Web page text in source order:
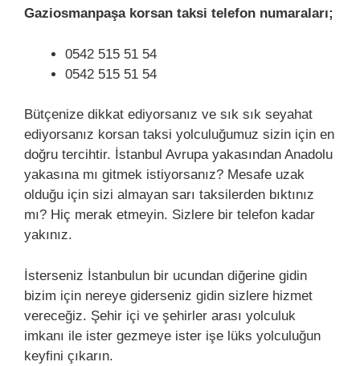
Gaziosmanpaşa korsan taksi telefon numaraları;
0542 515 51 54
0542 515 51 54
Bütçenize dikkat ediyorsanız ve sık sık seyahat
ediyorsanız korsan taksi yolculuğumuz sizin için en
doğru tercihtir. İstanbul Avrupa yakasından Anadolu
yakasına mı gitmek istiyorsanız? Mesafe uzak
olduğu için sizi almayan sarı taksilerden bıktınız
mı? Hiç merak etmeyin. Sizlere bir telefon kadar
yakınız.
İsterseniz İstanbulun bir ucundan diğerine gidin
bizim için nereye giderseniz gidin sizlere hizmet
vereceğiz. Şehir içi ve şehirler arası yolculuk
imkanı ile ister gezmeye ister işe lüks yolculuğun
keyfini çıkarın.